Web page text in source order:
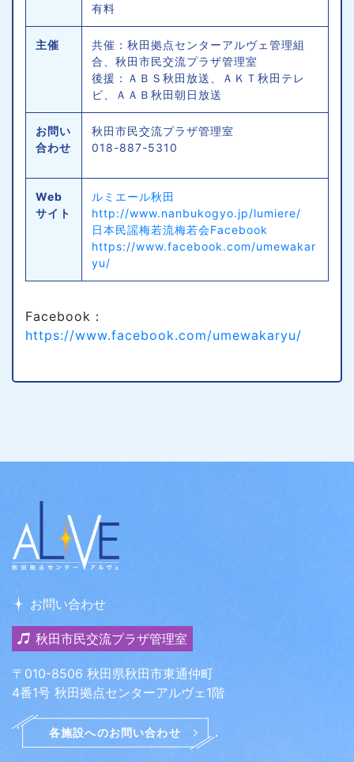
有料
主催
共催：秋田拠点センターアルヴェ管理組
合、秋田市民交流プラザ管理室
後援：ＡＢＳ秋田放送、ＡＫＴ秋田テレ
ビ、ＡＡＢ秋田朝日放送
お問い
合わせ
秋田市民交流プラザ管理室
018-887-5310
Web
サイト
ルミエール秋田
http://www.nanbukogyo.jp/lumiere/
日本民謡梅若流梅若会Facebook
https://www.facebook.com/umewakar
yu/
Facebook：
https://www.facebook.com/umewakaryu/
お問い合わせ
秋田市民交流プラザ管理室
〒010-8506 秋田県秋田市東通仲町
4番1号 秋田拠点センターアルヴェ1階